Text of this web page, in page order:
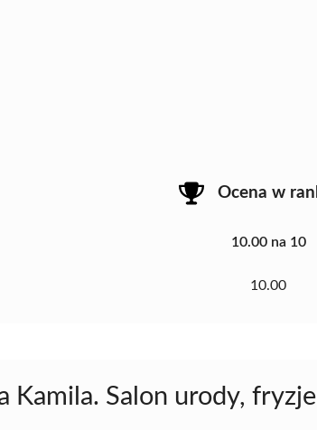
Ocena w
10.00 na 10
10.00
Kamila. Salon urody,